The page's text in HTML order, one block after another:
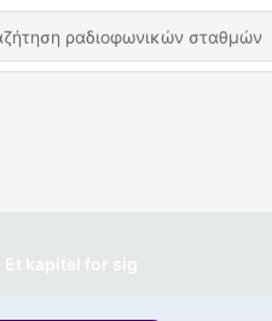
Et kapitel for sig